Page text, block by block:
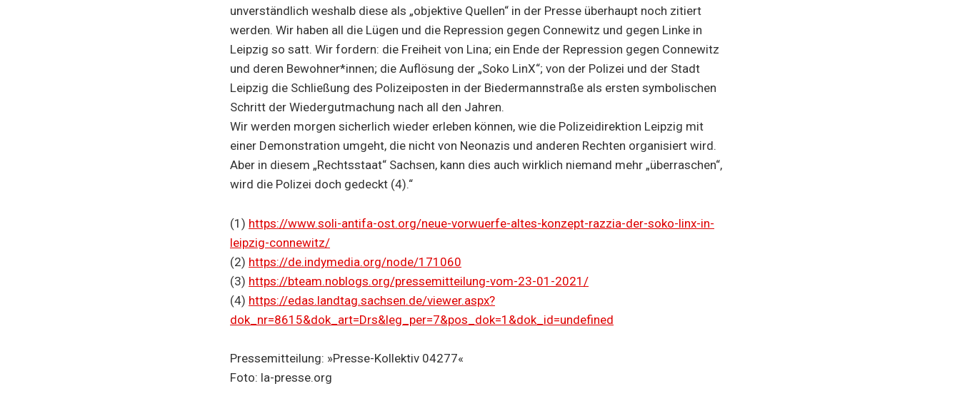
unverständlich weshalb diese als „objektive Quellen“ in der Presse überhaupt noch zitiert
werden. Wir haben all die Lügen und die Repression gegen Connewitz und gegen Linke in
Leipzig so satt. Wir fordern: die Freiheit von Lina; ein Ende der Repression gegen Connewitz
und deren Bewohner*innen; die Auflösung der „Soko LinX“; von der Polizei und der Stadt
Leipzig die Schließung des Polizeiposten in der Biedermannstraße als ersten symbolischen
Schritt der Wiedergutmachung nach all den Jahren.
Wir werden morgen sicherlich wieder erleben können, wie die Polizeidirektion Leipzig mit
einer Demonstration umgeht, die nicht von Neonazis und anderen Rechten organisiert wird.
Aber in diesem „Rechtsstaat“ Sachsen, kann dies auch wirklich niemand mehr „überraschen“,
wird die Polizei doch gedeckt (4).“
(1) https://www.soli-antifa-ost.org/neue-vorwuerfe-altes-konzept-razzia-der-soko-linx-in-
leipzig-connewitz/
(2) https://de.indymedia.org/node/171060
(3) https://bteam.noblogs.org/pressemitteilung-vom-23-01-2021/
(4) https://edas.landtag.sachsen.de/viewer.aspx?
dok_nr=8615&dok_art=Drs&leg_per=7&pos_dok=1&dok_id=undefined
Pressemitteilung: »Presse-Kollektiv 04277«
Foto: la-presse.org